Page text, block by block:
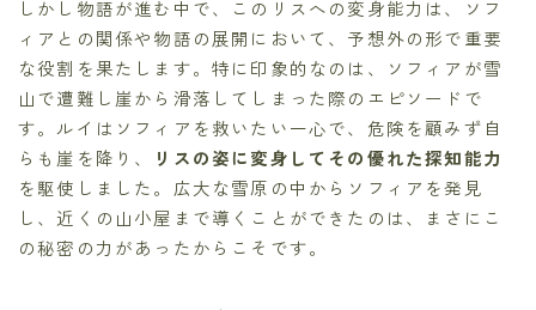
しかし物語が進む中で、このリスへの変身能力は、ソフ
ィアとの関係や物語の展開において、予想外の形で重要
な役割を果たします。特に印象的なのは、ソフィアが雪
山で遭難し崖から滑落してしまった際のエピソードで
す。ルイはソフィアを救いたい一心で、危険を顧みず自
らも崖を降り、
リスの姿に変身してその優れた探知能力
を駆使しました。広大な雪原の中からソフィアを発見
し、近くの山小屋まで導くことができたのは、まさにこ
の秘密の力があったからこそです。